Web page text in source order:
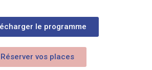
le programme
Réserver vos places